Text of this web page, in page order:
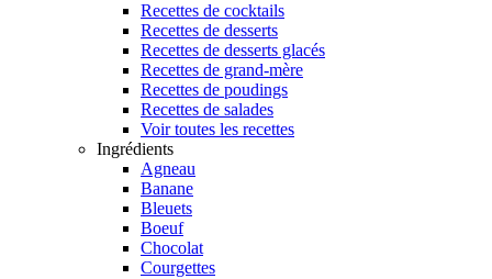
Recettes de cocktails
Recettes de desserts
Recettes de desserts glacés
Recettes de grand-mère
Recettes de poudings
Recettes de salades
Voir toutes les recettes
Ingrédients
Agneau
Banane
Bleuets
Boeuf
Chocolat
Courgettes